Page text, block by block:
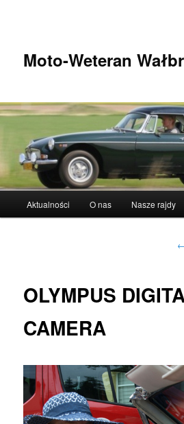
Moto-Weteran
Aktualności O nas Nasze rajdy
←
OLYMPUS
CAMERA